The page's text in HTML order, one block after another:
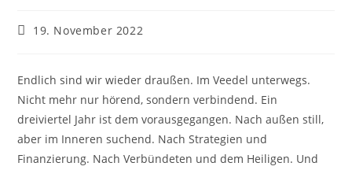
Beitrag
19. November 2022
Endlich sind wir wieder draußen. Im Veedel unterwegs.
Nicht mehr nur hörend, sondern verbindend. Ein
dreiviertel Jahr ist dem vorausgegangen. Nach außen still,
aber im Inneren suchend. Nach Strategien und
Finanzierung. Nach Verbündeten und dem Heiligen. Und